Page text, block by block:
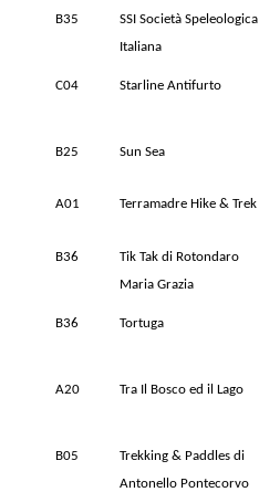
B35
SSI Società Speleologica
Italiana
C04 Starline Antifurto
B25 Sun Sea
A01 Terramadre Hike & Trek
B36
Tik Tak di Rotondaro
Maria Grazia
B36 Tortuga
A20 Tra Il Bosco ed il Lago
B05
Trekking & Paddles di
Antonello Pontecorvo